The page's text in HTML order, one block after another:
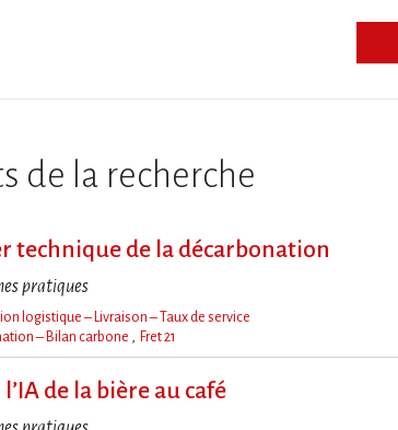
de la recherche
technique de la décarbonation
pratiques
logistique – Livraison – Taux de service
– Bilan carbone Fret 21
de la bière au café